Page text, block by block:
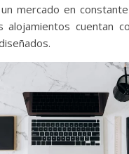
mercado en
alojamientos cuentan